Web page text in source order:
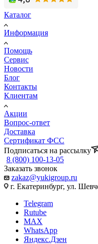
Каталог
Информация
Помощь
Сервис
Новости
Блог
Контакты
Клиентам
Акции
Вопрос-ответ
Доставка
Сертификат ФСС
Подписаться на рассылку
8 (800) 100-13-05
Заказать звонок
zakaz@yukigroup.ru
г. Екатеринбург, ул.
Telegram
Rutube
MAX
WhatsApp
Яндекс.Дзен